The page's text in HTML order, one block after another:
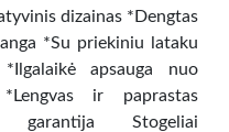
dizainas *Dengtas
*Su priekiniu lataku
apsauga nuo
ir paprastas
garantija Stogeliai